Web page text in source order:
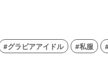
グラビアアイドル 私服